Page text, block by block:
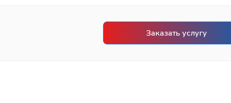
Заказать услугу